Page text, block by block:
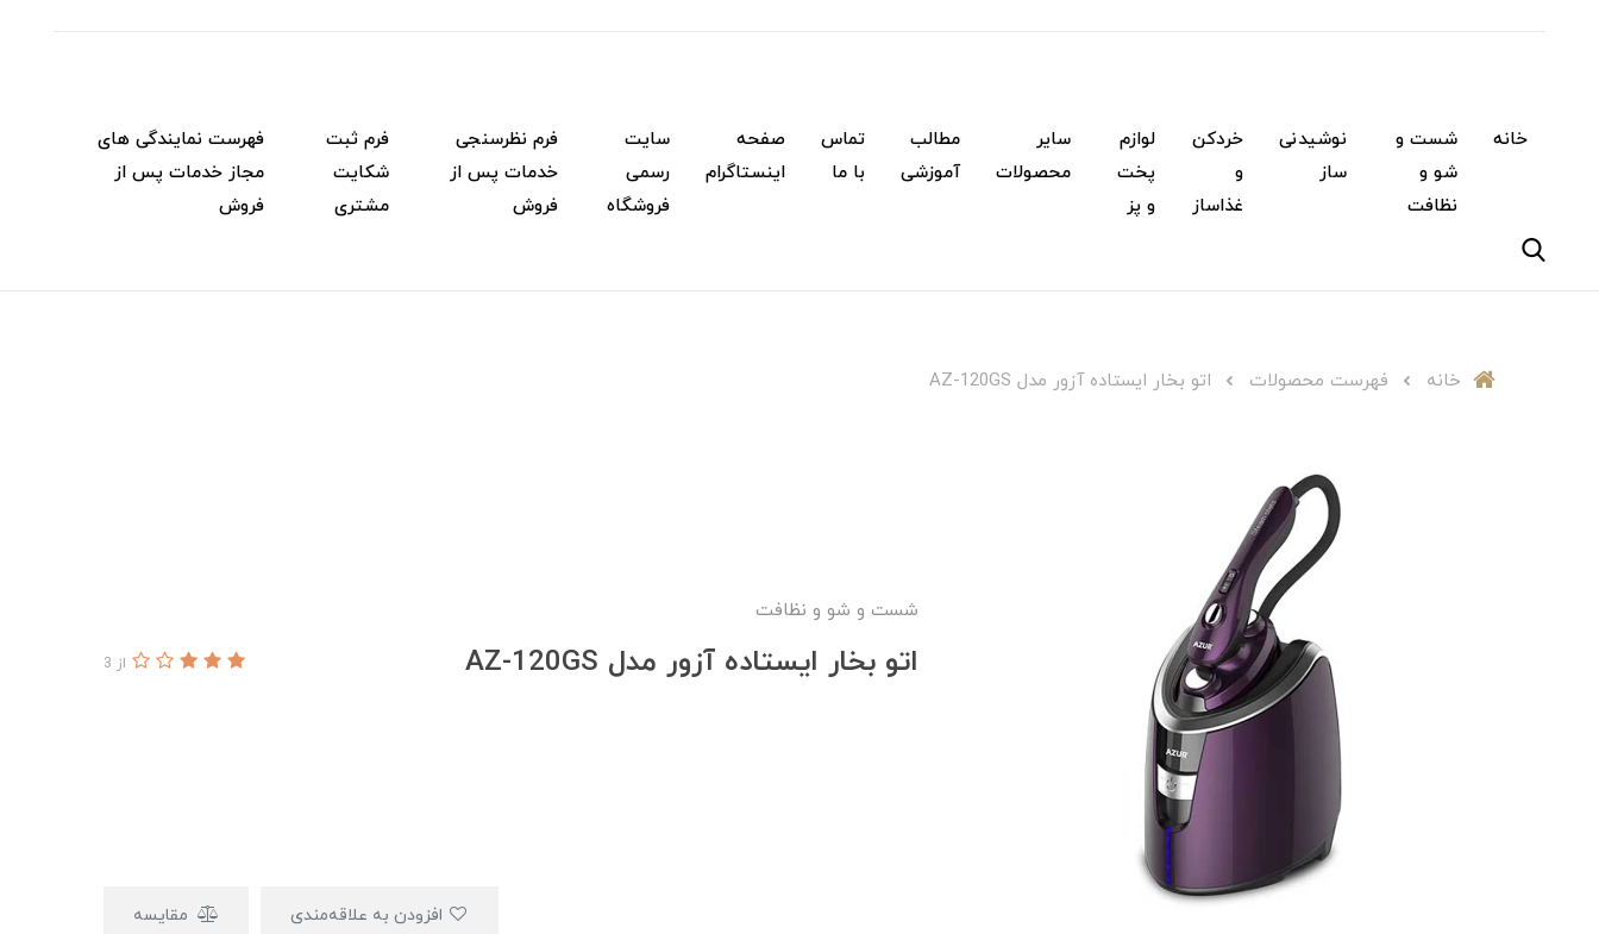
خانه
شست و
شو و
نظافت
نوشیدنی
ساز
خردکن
و
غذاساز
لوازم
پخت
و پز
سایر
محصولات
مطالب
آموزشی
تماس
با ما
صفحه
اینستاگرام
سایت
رسمی
فروشگاه
فرم نظرسنجی
خدمات پس از
فروش
فرم ثبت
شکایت
مشتری
فهرست نمایندگی های
مجاز خدمات پس از
فروش
خانه فهرست محصولات اتو بخار ایستاده آزور مدل AZ-120GS
شست و شو و نظافت
اتو بخار ایستاده آزور مدل AZ-120GS از 3
مقایسه